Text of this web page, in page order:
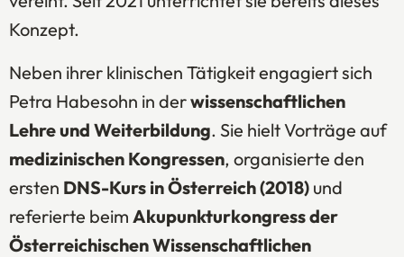
Konzept.
Neben ihrer klinischen Tätigkeit engagiert sich
Petra Habesohn in derwissenschaftlichen
Lehre und Weiterbildung. Sie hielt Vorträge auf
medizinischen Kongressen, organisierte den
ersten DNS-Kurs in Österreich (2018) und
referierte beim Akupunkturkongress der
Österreichischen Wissenschaftlichen